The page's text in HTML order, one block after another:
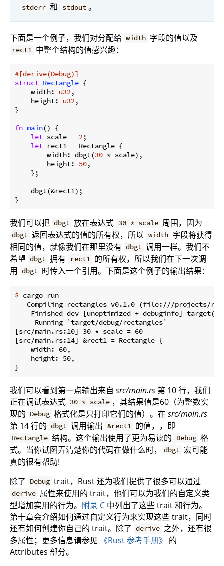
stderr 和 stdout 。
下面是一个例子，我们对分配给 width 字段的值以及
rect1 中整个结构的值感兴趣：
#[derive(Debug)]
struct Rectangle {
    width:
u32,
    height:
u32,
}
fn main() {
let scale = 2;
let rect1 = Rectangle {
        width: dbg!(
30 * scale),
        height:
50,
    };
    dbg!(&rect1);
}
我们可以把 dbg! 放在表达式 30 * scale 周围，因为
dbg! 返回表达式的值的所有权，所以 width 字段将获得
相同的值，就像我们在那里没有 dbg! 调用一样。我们不
希望 dbg! 拥有 rect1 的所有权，所以我们在下一次调
用 dbg! 时传入一个引用。下面是这个例子的输出结果：
$ cargo run
Compiling rectangles v0.1.0 (file:///projects/
Finished dev [unoptimized + debuginfo]
     Running `target/debug/rectangles`
[src/main.rs:10] 30 * scale = 60
[src/main.rs:14] &rect1 = Rectangle {
    width: 60,
    height: 50,
我们可以看到第一点输出来自 src/main.rs 第 10 行，我们
正在调试表达式 30 * scale ，其结果值是60（为整数实
现的 Debug 格式化是只打印它们的值）。在src/main.rs
第 14 行的 dbg! 调用输出 &rect1 的值，，即
Rectangle 结构。这个输出使用了更为易读的 Debug 格
式。当你试图弄清楚你的代码在做什么时，
dbg! 宏可能
真的很有帮助!
除了
Debug trait，Rust 还为我们提供了很多可以通过
derive 属性来使用的 trait，他们可以为我们的自定义类
型增加实用的行为。 附录 C 中列出了这些 trait 和行为。
第十章会介绍如何通过自定义行为来实现这些 trait，同时
还有如何创建你自己的 trait。除了 derive 之外，还有很
多属性；更多信息请参见 《Rust 参考手册》 的
Attributes 部分。